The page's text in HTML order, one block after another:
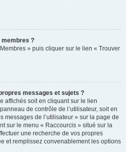
?
» puis cliquer sur le lien « Trouver
messages et sujets ?
affichés soit en cliquant sur le lien
de contrôle de l’utilisateur, soit en
messages de l’utilisateur » sur la page de
sur le menu « Raccourcis » situé sur la
une recherche de vos propres
et remplissez convenablement les options